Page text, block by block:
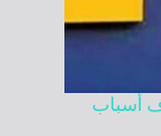
أسباب